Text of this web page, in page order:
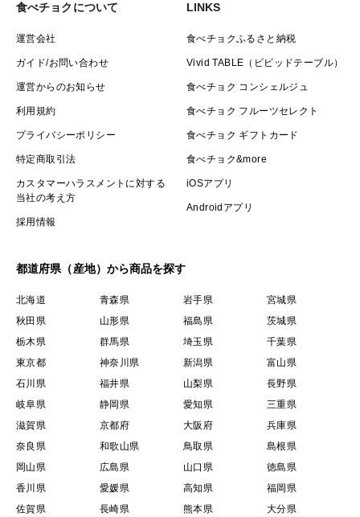
食べチョクについて
運営会社
ガイド/お問い合わせ
運営からのお知らせ
利用規約
プライバシーポリシー
特定商取引法
カスタマーハラスメントに対する
当社の考え方
採用情報
LINKS
食べチョクふるさと納税
Vivid TABLE（ビビッドテーブル）
食べチョク コンシェルジュ
食べチョク フルーツセレクト
食べチョク ギフトカード
食べチョク&more
iOSアプリ
Androidアプリ
都道府県（産地）から商品を探す
北海道 青森県 岩手県
宮城県
秋田県
山形県 福島県
茨城県
栃木県
群馬県 埼玉県
千葉県
東京都
神奈川県 新潟県
富山県
石川県
福井県 山梨県
長野県
岐阜県
静岡県 愛知県
三重県
滋賀県
京都府 大阪府
兵庫県
奈良県
和歌山県 鳥取県
島根県
岡山県
広島県 山口県
徳島県
香川県
愛媛県 高知県
福岡県
佐賀県
長崎県 熊本県 大分県